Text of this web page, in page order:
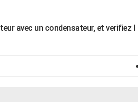
avec un condensateur, et verifiez l